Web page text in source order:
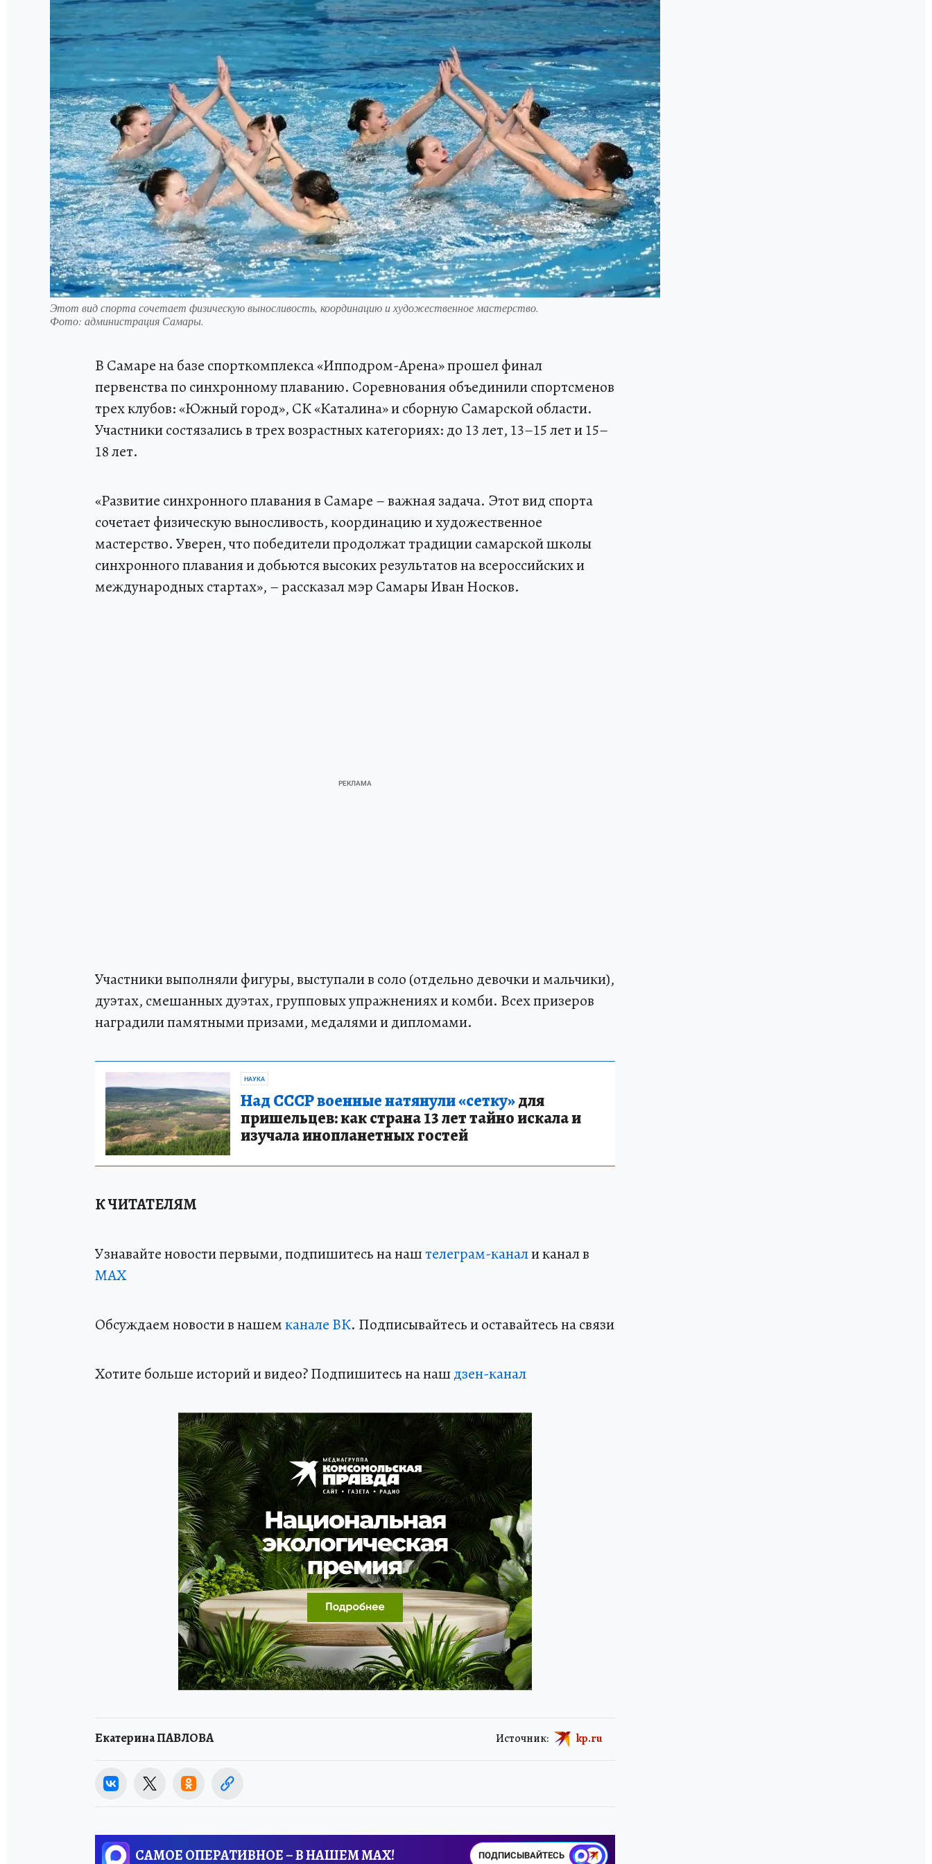
Этот вид спорта сочетает физическую выносливость, координацию и художественное мастерство.
Фото: администрация Самары.
В Самаре на базе спорткомплекса «Ипподром-Арена» прошел финал
первенства по синхронному плаванию. Соревнования объединили спортсменов
трех клубов: «Южный город», СК «Каталина» и сборную Самарской области.
Участники состязались в трех возрастных категориях: до 13 лет, 13–15 лет и 15–
18 лет.
«Развитие синхронного плавания в Самаре – важная задача. Этот вид спорта
сочетает физическую выносливость, координацию и художественное
мастерство. Уверен, что победители продолжат традиции самарской школы
синхронного плавания и добьются высоких результатов на всероссийских и
международных стартах», – рассказал мэр Самары Иван Носков.
Участники выполняли фигуры, выступали в соло (отдельно девочки и мальчики),
дуэтах, смешанных дуэтах, групповых упражнениях и комби. Всех призеров
наградили памятными призами, медалями и дипломами.
НАУКА
Над СССР военные натянули «сетку»для
пришельцев: как страна 13 лет тайно искала и
изучала инопланетных гостей
К ЧИТАТЕЛЯМ
Узнавайте новости первыми, подпишитесь на наштелеграм-канали канал в
МАХ
Обсуждаем новости в нашемканале ВК. Подписывайтесь и оставайтесь на связи
Хотите больше историй и видео? Подпишитесь на наш дзен-канал
Екатерина ПАВЛОВА Источник: kp.ru
САМОЕ ОПЕРАТИВНОЕ – В НАШЕМ MAX! ПОДПИСЫВАЙТЕСЬ